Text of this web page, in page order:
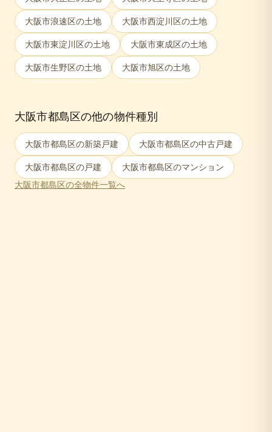
大阪市浪速区の土地 大阪市西淀川区の土地
大阪市東淀川区の土地 大阪市東成区の土地
大阪市生野区の土地 大阪市旭区の土地
大阪市都島区の他の物件種別
大阪市都島区の新築戸建 大阪市都島区の中古戸建
大阪市都島区の戸建 大阪市都島区のマンション
大阪市都島区の全物件一覧へ